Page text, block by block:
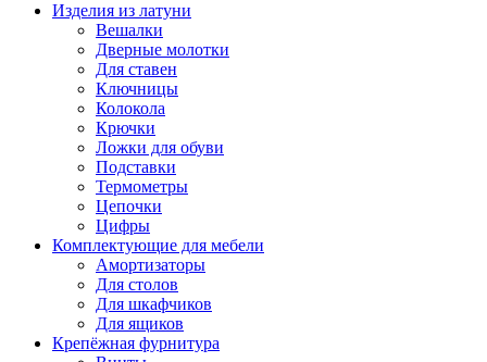
Изделия из латуни
Вешалки
Дверные молотки
Для ставен
Ключницы
Колокола
Крючки
Ложки для обуви
Подставки
Термометры
Цепочки
Цифры
Комплектующие для мебели
Амортизаторы
Для столов
Для шкафчиков
Для ящиков
Крепёжная фурнитура